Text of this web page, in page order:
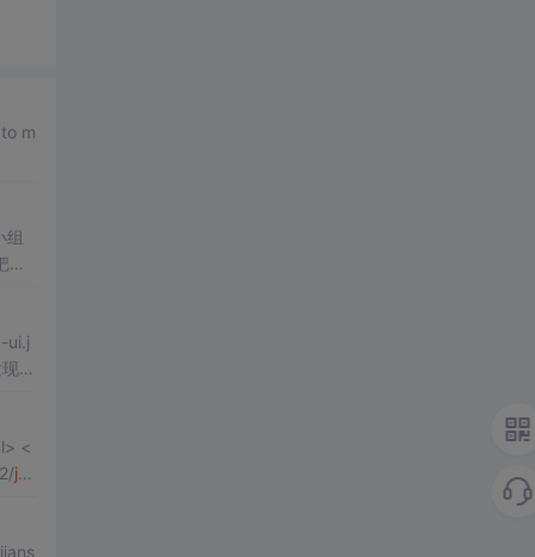
组
我
-ui.j
大
<
jq